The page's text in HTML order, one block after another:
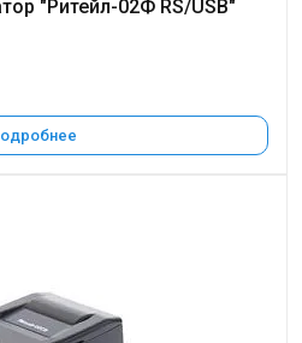
"Ритейл-02Ф RS/USB"